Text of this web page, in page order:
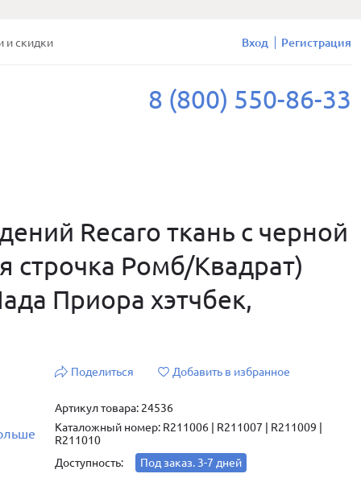
и скидки Вход Регистрация
8 (800) 550-86-33
Recaro ткань с черной
строчка Ромб/Квадрат)
Приора хэтчбек,
Поделиться Добавить в избранное
Артикул товара: 24536
Каталожный номер: R211006 | R211007 | R211009 |
R211010
Доступность:
Под заказ. 3-7 дней